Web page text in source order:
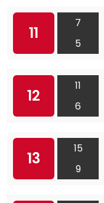
11
7
5
12
11
6
13
15
9